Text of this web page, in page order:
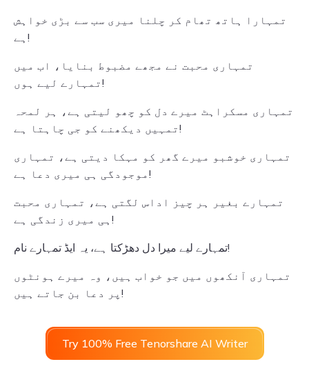
تمہارا ہاتھ تھام کر چلنا میری سب سے بڑی خواہش
ہے!
تمہاری محبت نے مجھے مضبوط بنایا، اب میں
تمہارے لیے ہوں!
تمہاری مسکراہٹ میرے دل کو چھو لیتی ہے، ہر لمحہ
تمہیں دیکھنے کو جی چاہتا ہے!
تمہاری خوشبو میرے گھر کو مہکا دیتی ہے، تمہاری
موجودگی ہی میری دعا ہے!
تمہارے بغیر ہر چیز اداس لگتی ہے، تمہاری محبت
ہی میری زندگی ہے!
تمہارے لیے میرا دل دھڑکتا ہے، یہ ایڈ تمہارے نام!
تمہاری آنکھوں میں جو خواب ہیں، وہ میرے ہونٹوں
پر دعا بن جاتے ہیں!
Try 100% Free Tenorshare AI Writer